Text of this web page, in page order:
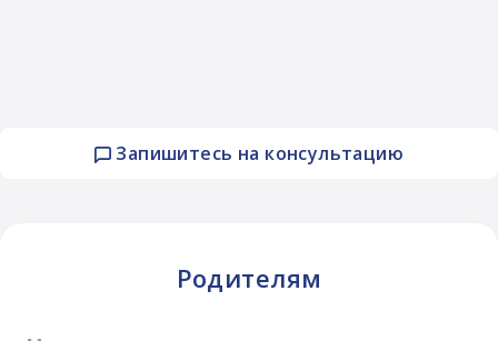
Запишитесь на консультацию
Родителям